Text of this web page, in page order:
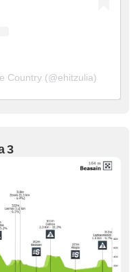
Country (@ehitzulia)
3